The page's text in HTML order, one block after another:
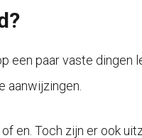
een paar vaste dingen
aanwijzingen.
en. Toch zijn er ook